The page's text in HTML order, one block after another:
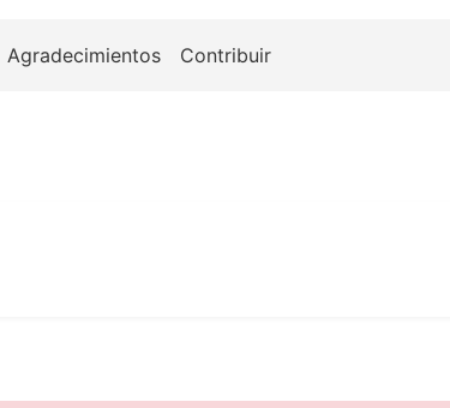
Agradecimientos Contribuir